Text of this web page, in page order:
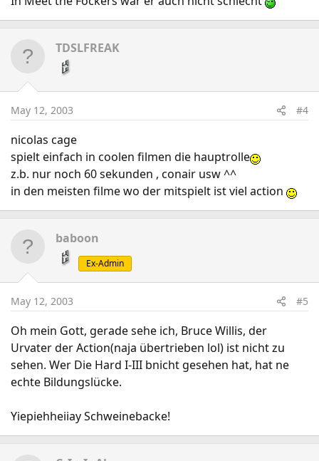
TDSLFREAK
May 12, 2003 #4
nicolas cage
spielt einfach in coolen filmen die hauptrolle
z.b. nur noch 60 sekunden , conair usw ^^
in den meisten filme wo der mitspielt ist viel action
baboon
Ex-Admin
May 12, 2003 #5
Oh mein Gott, gerade sehe ich, Bruce Willis, der
Urvater der Action(naja übertrieben lol) ist nicht zu
sehen. Wer Die Hard I-III bnicht gesehen hat, hat ne
echte Bildungslücke.
Yiepiehheiiay Schweinebacke!